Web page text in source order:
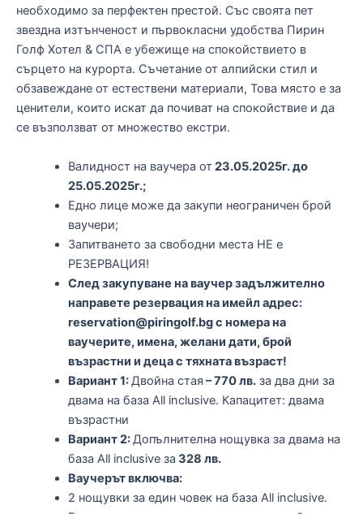
необходимо за перфектен престой. Със своята пет
звездна изтънченост и първокласни удобства Пирин
Голф Хотел & СПА е убежище на спокойствието в
сърцето на курорта. Съчетание от алпийски стил и
обзавеждане от естествени материали, Това място е за
ценители, които искат да почиват на спокойствие и да
се възползват от множество екстри.
Валидност на ваучера от 23.05.2025г. до
25.05.2025г.;
Едно лице може да закупи неограничен брой
ваучери;
Запитването за свободни места НЕ е
РЕЗЕРВАЦИЯ!
След закупуване на ваучер задължително
направете резервация на имейл адрес:
reservation@piringolf.bg с номера на
ваучерите, имена, желани дати, брой
възрастни и деца с тяхната възраст!
Вариант 1:Двойна стая – 770 лв.за два дни за
двама на база All inclusive. Капацитет: двама
възрастни
Вариант 2:Допълнителна нощувка за двама на
база All inclusive за 328 лв.
Ваучерът включва:
2 нощувки за един човек на база All inclusive.